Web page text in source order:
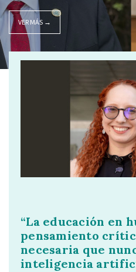
VER MÁS →
“La educación en
pensamiento
necesaria que
inteligencia